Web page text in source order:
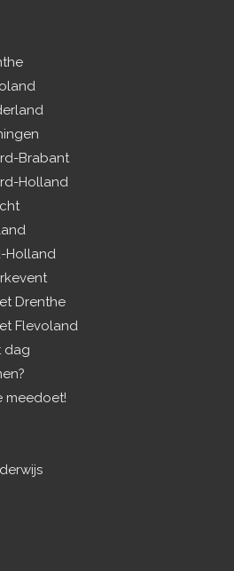
Brabant
Holland
Holland
Drenthe
Flevoland
dag
meedoet!